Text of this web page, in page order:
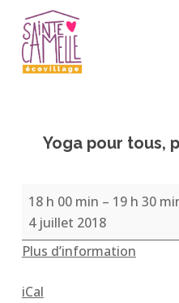
main
content
Yoga pour tous,
Yoga
pour
tous,
par
18 h 00 min – 19 h 30
4 juillet 2018
Plus d’information
iCal